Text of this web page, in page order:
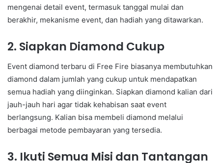
mengenai detail event, termasuk tanggal mulai dan
berakhir, mekanisme event, dan hadiah yang ditawarkan.
2. Siapkan Diamond Cukup
Event diamond terbaru di Free Fire biasanya membutuhkan
diamond dalam jumlah yang cukup untuk mendapatkan
semua hadiah yang diinginkan. Siapkan diamond kalian dari
jauh-jauh hari agar tidak kehabisan saat event
berlangsung. Kalian bisa membeli diamond melalui
berbagai metode pembayaran yang tersedia.
3. Ikuti Semua Misi dan Tantangan